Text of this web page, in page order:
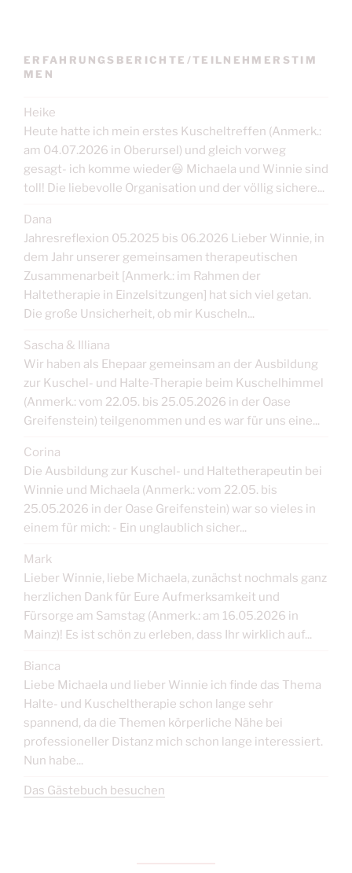
ERFAHRUNGSBERICHTE/TEILNEHMERSTIM
MEN
Heike
Heute hatte ich mein erstes Kuscheltreffen (Anmerk.:
am 04.07.2026 in Oberursel) und gleich vorweg
gesagt- ich komme wieder😃 Michaela und Winnie sind
toll! Die liebevolle Organisation und der völlig sichere...
Dana
Jahresreflexion 05.2025 bis 06.2026 Lieber Winnie, in
dem Jahr unserer gemeinsamen therapeutischen
Zusammenarbeit [Anmerk.: im Rahmen der
Haltetherapie in Einzelsitzungen] hat sich viel getan.
Die große Unsicherheit, ob mir Kuscheln...
Sascha & Illiana
Wir haben als Ehepaar gemeinsam an der Ausbildung
zur Kuschel- und Halte-Therapie beim Kuschelhimmel
(Anmerk.: vom 22.05. bis 25.05.2026 in der Oase
Greifenstein) teilgenommen und es war für uns eine...
Corina
Die Ausbildung zur Kuschel- und Haltetherapeutin bei
Winnie und Michaela (Anmerk.: vom 22.05. bis
25.05.2026 in der Oase Greifenstein) war so vieles in
einem für mich: - Ein unglaublich sicher...
Mark
Lieber Winnie, liebe Michaela, zunächst nochmals ganz
herzlichen Dank für Eure Aufmerksamkeit und
Fürsorge am Samstag (Anmerk.: am 16.05.2026 in
Mainz)! Es ist schön zu erleben, dass Ihr wirklich auf...
Bianca
Liebe Michaela und lieber Winnie ich finde das Thema
Halte- und Kuscheltherapie schon lange sehr
spannend, da die Themen körperliche Nähe bei
professioneller Distanz mich schon lange interessiert.
Nun habe...
Das Gästebuch besuchen